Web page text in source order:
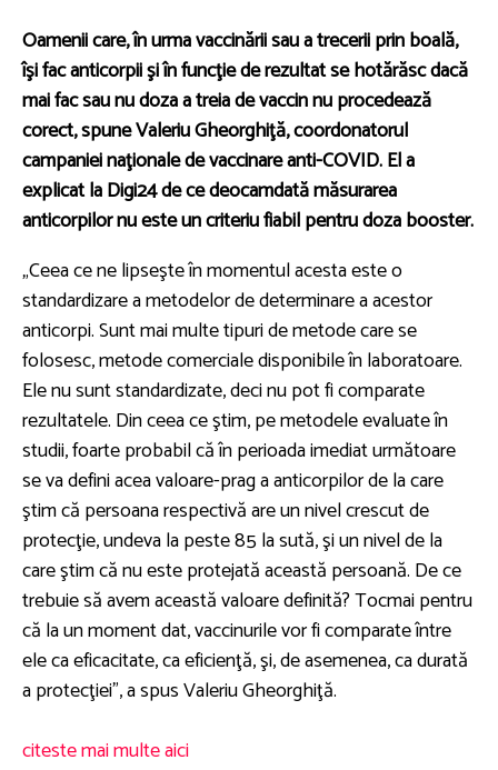
Oamenii care, în urma vaccinării sau a trecerii prin boală,
îşi fac anticorpii şi în funcţie de rezultat se hotărăsc dacă
mai fac sau nu doza a treia de vaccin nu procedează
corect, spune Valeriu Gheorghiţă, coordonatorul
campaniei naţionale de vaccinare anti-COVID. El a
explicat la Digi24 de ce deocamdată măsurarea
anticorpilor nu este un criteriu fiabil pentru doza booster.
„Ceea ce ne lipseşte în momentul acesta este o
standardizare a metodelor de determinare a acestor
anticorpi. Sunt mai multe tipuri de metode care se
folosesc, metode comerciale disponibile în laboratoare.
Ele nu sunt standardizate, deci nu pot fi comparate
rezultatele. Din ceea ce ştim, pe metodele evaluate în
studii, foarte probabil că în perioada imediat următoare
se va defini acea valoare-prag a anticorpilor de la care
ştim că persoana respectivă are un nivel crescut de
protecţie, undeva la peste 85 la sută, şi un nivel de la
care ştim că nu este protejată această persoană. De ce
trebuie să avem această valoare definită? Tocmai pentru
că la un moment dat, vaccinurile vor fi comparate între
ele ca eficacitate, ca eficienţă, şi, de asemenea, ca durată
a protecţiei”, a spus Valeriu Gheorghiţă.
citeste mai multe aici